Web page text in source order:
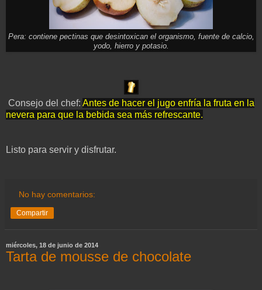
Pera: contiene pectinas que desintoxican el organismo, fuente de calcio,
yodo, hierro y potasio.
Consejo del chef: Antes de hacer el jugo enfría la fruta en la
nevera para que la bebida sea más refrescante.
Listo para servir y disfrutar.
No hay comentarios:
Compartir
miércoles, 18 de junio de 2014
Tarta de mousse de chocolate